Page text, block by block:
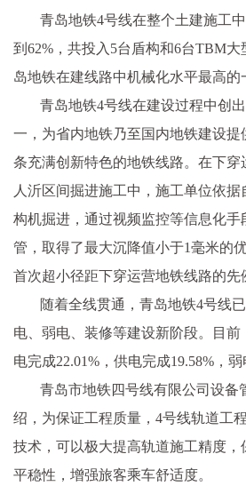
青岛地铁4号线在整个土建施工
到62%，共投入5台盾构和6台TBM
岛地铁在建线路中机械化水平最高的
青岛地铁4号线在建设过程中创
一，为省内地铁乃至国内地铁建设提
条充满创新特色的地铁线路。在下穿
人沂区间掘进施工中，施工单位依
构机掘进，通过视频监控等信息化手
管，取得了最大沉降值小于1毫米的
首次超小径距下穿运营地铁线路的先
随着全线贯通，青岛地铁4号线
电、弱电、装修等建设新阶段。目前
电完成22.01%，供电完成19.58%，弱
青岛市地铁四号线有限公司设备
绍，为保证工程质量，4号线轨道工
技术，可以极大提高轨道施工精度，
平稳性，增强旅客乘车舒适度。